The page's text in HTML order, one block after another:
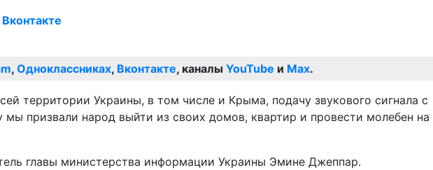
Вконтакте
, Одноклассниках, Вконтакте, каналы YouTube и Max.
территории Украины, в том числе и Крыма, подачу звукового сигнала с
призвали народ выйти из своих домов, квартир и провести молебен на
главы министерства информации Украины Эмине Джеппар.